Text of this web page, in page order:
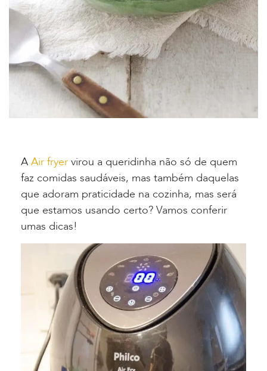
A Air fryer virou a queridinha não só de quem
faz comidas saudáveis, mas também daquelas
que adoram praticidade na cozinha, mas será
que estamos usando certo? Vamos conferir
umas dicas!